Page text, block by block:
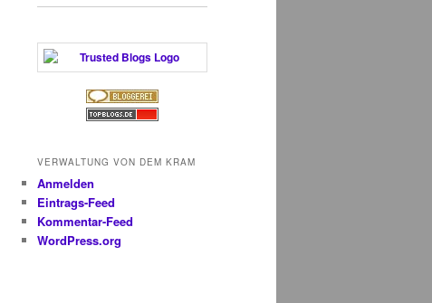
VERWALTUNG VON DEM KRAM
Anmelden
Eintrags-Feed
Kommentar-Feed
WordPress.org